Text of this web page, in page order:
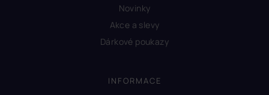
Novinky
Akce a slevy
Dárkové poukazy
INFORMACE